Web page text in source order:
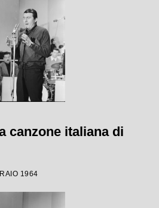
canzone italiana di
1964